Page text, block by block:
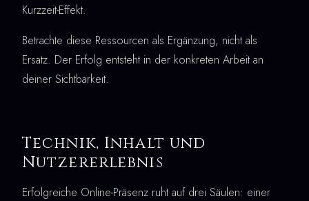
Kurzzeit-Effekt.
Betrachte diese Ressourcen als Ergänzung, nicht als
Ersatz. Der Erfolg entsteht in der konkreten Arbeit an
deiner Sichtbarkeit.
Technik, Inhalt und
Nutzererlebnis
Erfolgreiche Online-Präsenz ruht auf drei Säulen: einer